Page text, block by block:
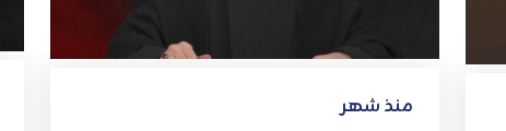
منذ شهر